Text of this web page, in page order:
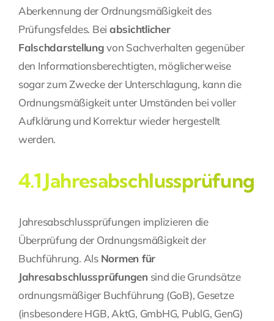
Aberkennung der Ordnungsmäßigkeit des
Prüfungsfeldes. Bei absichtlicher
Falschdarstellungvon Sachverhalten gegenüber
den Informationsberechtigten, möglicherweise
sogar zum Zwecke der Unterschlagung, kann die
Ordnungsmäßigkeit unter Umständen bei voller
Aufklärung und Korrektur wieder hergestellt
werden.
4.1 Jahresabschlussprüfung
Jahresabschlussprüfungen implizieren die
Überprüfung der Ordnungsmäßigkeit der
Buchführung. Als Normen für
Jahresabschlussprüfungen sind die Grundsätze
ordnungsmäßiger Buchführung (GoB), Gesetze
(insbesondere HGB, AktG, GmbHG, PublG, GenG)